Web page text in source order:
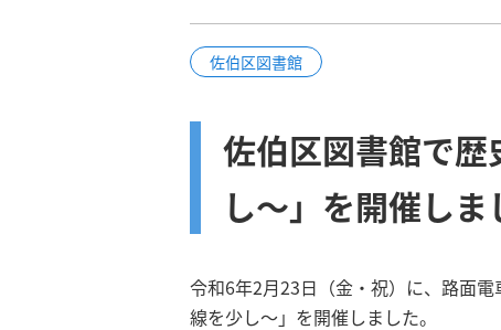
佐伯区図書館
佐伯区図書館で
し～」を開催しま
令和6年2月23日（金・祝）に、路面
線を少し～」を開催しました。